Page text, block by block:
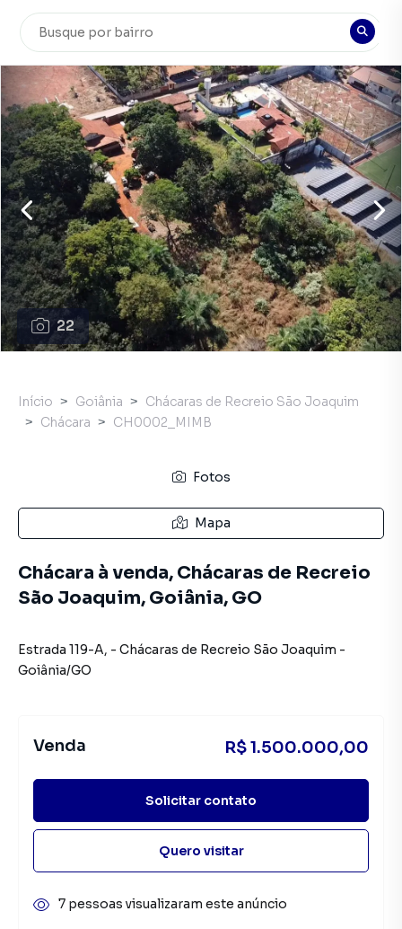
22
Início Goiânia
Chácaras de Recreio São Joaquim
Chácara
CH0002_MIMB
Fotos
Mapa
Chácara à venda, Chácaras de Recreio
São Joaquim, Goiânia, GO
Estrada 119-A, - Chácaras de Recreio São Joaquim -
Goiânia/GO
Venda R$ 1.500.000,00
Solicitar contato
Quero visitar
7 pessoas visualizaram este anúncio